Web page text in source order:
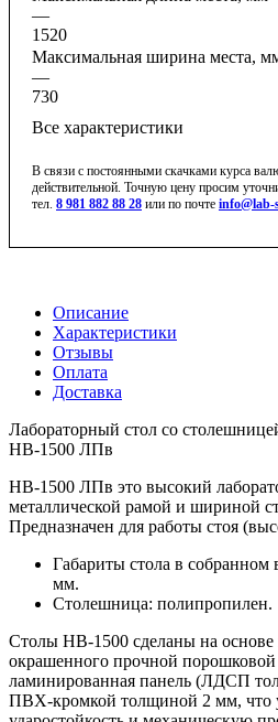
—
1520
Максимальная ширина места,
—
730
Все характеристики
В связи с постоянными скачками курса
действительной. Точную цену просим
тел. 8 981 882 88 28 или по почте info@lab-
Описание
Характеристики
Отзывы
Оплата
Доставка
Лабораторный стол со
НВ-1500 ЛПв
НВ-1500 ЛПв это высокий
металлической рамой и шириной
Предназначен для работы стоя
Габариты стола в
мм.
Столешница: полипропилен.
Столы НВ-1500 сделаны на основе
окрашенного прочной порошковой
ламинированная панель (ЛДСП
ПВХ-кромкой толщиной 2 мм, что